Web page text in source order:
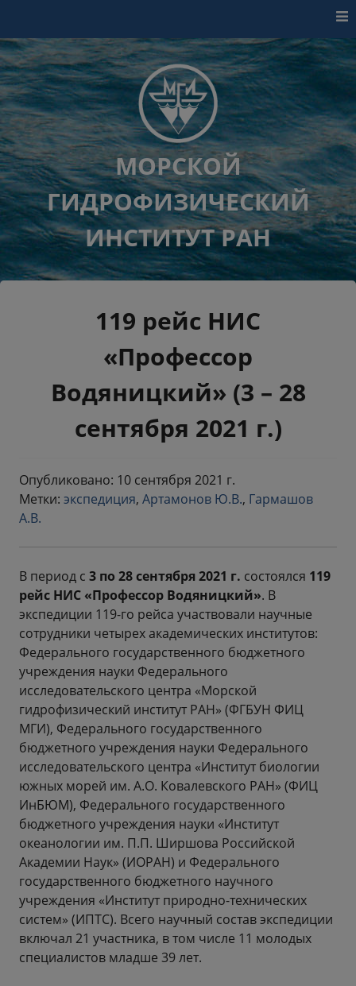
МОРСКОЙ
ГИДРОФИЗИЧЕСКИЙ
ИНСТИТУТ РАН
119 рейс НИС
«Профессор
Водяницкий» (3 – 28
сентября 2021 г.)
Опубликовано: 10 сентября 2021 г.
Метки: экспедиция, Артамонов Ю.В., Гармашов
А.В.
В период с 3 по 28 сентября 2021 г. состоялся 119
рейс НИС «Профессор Водяницкий». В
экспедиции 119-го рейса участвовали научные
сотрудники четырех академических институтов:
Федерального государственного бюджетного
учреждения науки Федерального
исследовательского центра «Морской
гидрофизический институт РАН» (ФГБУН ФИЦ
МГИ), Федерального государственного
бюджетного учреждения науки Федерального
исследовательского центра «Институт биологии
южных морей им. А.О. Ковалевского РАН» (ФИЦ
ИнБЮМ), Федерального государственного
бюджетного учреждения науки «Институт
океанологии им. П.П. Ширшова Российской
Академии Наук» (ИОРАН) и Федерального
государственного бюджетного научного
учреждения «Институт природно-технических
систем» (ИПТС). Всего научный состав экспедиции
включал 21 участника, в том числе 11 молодых
специалистов младше 39 лет.